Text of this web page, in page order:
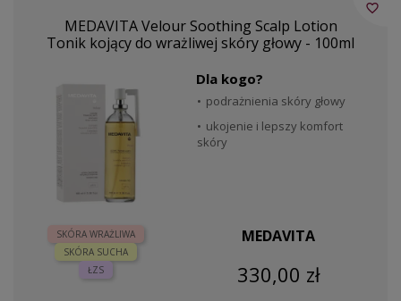
MEDAVITA Velour Soothing Scalp Lotion
Tonik kojący do wrażliwej skóry głowy - 100ml
SKÓRA WRAŻLIWA
SKÓRA SUCHA
ŁZS
Dla kogo?
podrażnienia skóry głowy
ukojenie i lepszy komfort
skóry
MEDAVITA
330,00 zł
favorite_border